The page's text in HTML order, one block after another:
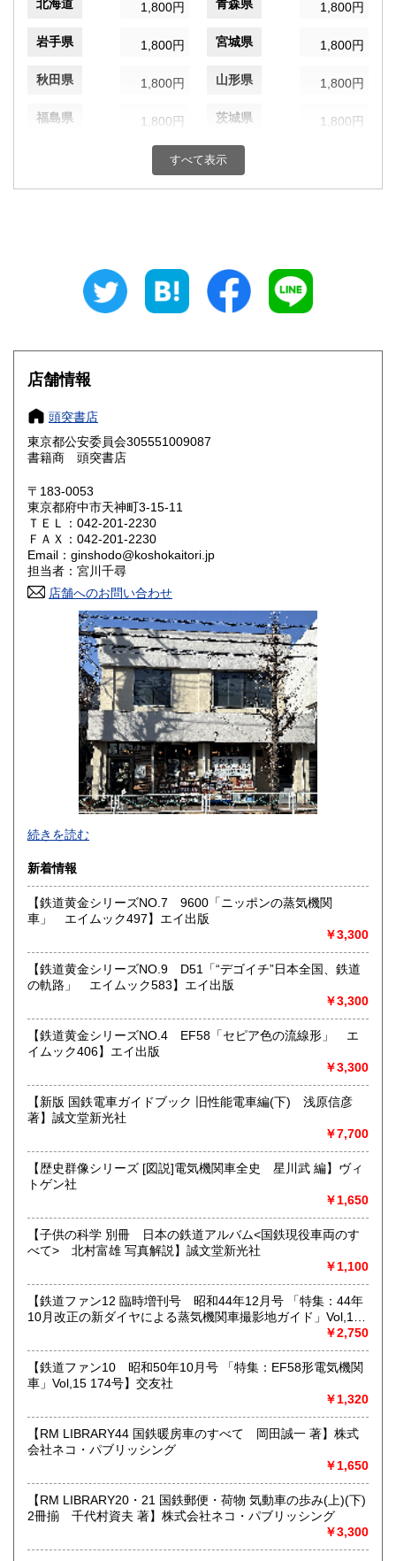
北海道 1,800円 青森県 1,800円
岩手県 1,800円 宮城県 1,800円
秋田県 1,800円 山形県 1,800円
福島県 1,800円 茨城県 1,800円
1,800円 群馬県
埼玉県 千葉県
1,800円 富山県
1,800円 福井県
1,800円 1,800円
岐阜県
愛知県
滋賀県
大阪府 1,800円
奈良県 1,800円
鳥取県
1,800円 広島県
1,800円 徳島県
1,800円 愛媛県
1,800円 福岡県
1,800円 長崎県
1,800円 大分県
宮崎県
沖縄県
すべて表示
店舗情報
頭突書店
東京都公安委員会305551009087
書籍商 頭突書店
〒183-0053
東京都府中市天神町3-15-11
ＴＥＬ：042-201-2230
ＦＡＸ：042-201-2230
Email：ginshodo@koshokaitori.jp
担当者：宮川千尋
店舗へのお問い合わせ
東京都では「銀装堂」として営業しております。
基本的には同じ書店となります。
★★ご質問、ご要望はご注文前にお問合せ下さい。★★
★★電話・FAXでの在庫、状態確認及びご注文には対応しま
せん。
すべての方にメールでのお問い合わせを御案内してい
★★メールでのお問い合わせは、用件のみの場合スパムメー
ルと判断して返信いたしません。お名前もお願いいたしま
沿線名：★★電話・FAXでの在庫、状態確認及びご注文には
対応しません。お電話を頂いてもすべての方にメールでのお
営業時間：(平日)10:00-17:00
定休日：土日祝休/臨時休業有
★出張買取・郵送買取(※要事前相談)致します。
お気軽にご相談ください。
取り扱い分野
近代文献、趣味、サブカルチャー、古書一般（その他）
続きを読む
新着情報
【鉄道黄金シリーズNO.7 9600「ニッポンの蒸気機関
車」 エイムック497】エイ出版
￥3,300
【鉄道黄金シリーズNO.9 D51「“デゴイチ”日本全国、鉄道
の軌路」 エイムック583】エイ出版
￥3,300
【鉄道黄金シリーズNO.4 EF58「セピア色の流線形」 エ
イムック406】エイ出版
￥3,300
【新版 国鉄電車ガイドブック 旧性能電車編(下) 浅原信彦
著】誠文堂新光社
￥7,700
【歴史群像シリーズ [図説]電気機関車全史 星川武 編】ヴィ
トゲン社
￥1,650
【子供の科学 別冊 日本の鉄道アルバム<国鉄現役車両のす
べて> 北村富雄 写真解説】誠文堂新光社
￥1,100
【鉄道ファン12 臨時増刊号 昭和44年12月号 「特集：44年
10月改正の新ダイヤによる蒸気機関車撮影地ガイド」Vol,19
￥2,750
【鉄道ファン10 昭和50年10月号 「特集：EF58形電気機関
車」Vol,15 174号】交友社
￥1,320
【RM LIBRARY44 国鉄暖房車のすべて 岡田誠一 著】株式
会社ネコ・パブリッシング
￥1,650
【RM LIBRARY20・21 国鉄郵便・荷物 気動車の歩み(上)(下)
2冊揃 千代村資夫 著】株式会社ネコ・パブリッシング
￥3,300